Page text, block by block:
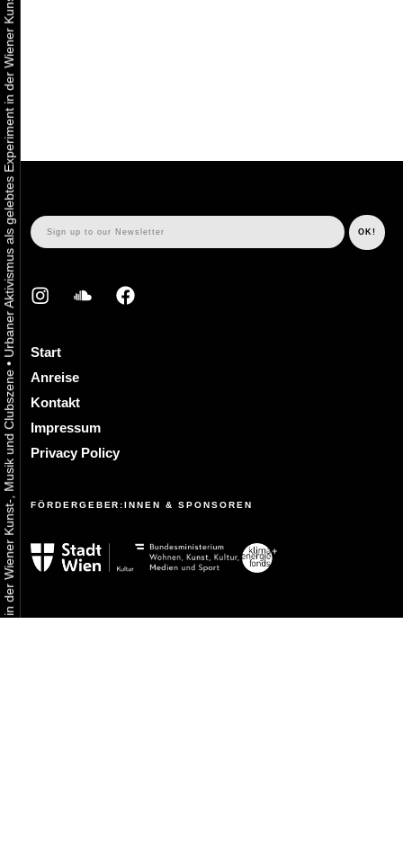
Urbaner Aktivismus als gelebtes Experiment in der Wiener Kunst-, Musik und Clubszene
•
Urbaner Aktivismus als gelebtes Experiment in der Wiener Kunst-, Musik und Clubszene
Start
Anreise
Kontakt
Impressum
Privacy Policy
FÖRDERGEBER:INNEN & SPONSOREN